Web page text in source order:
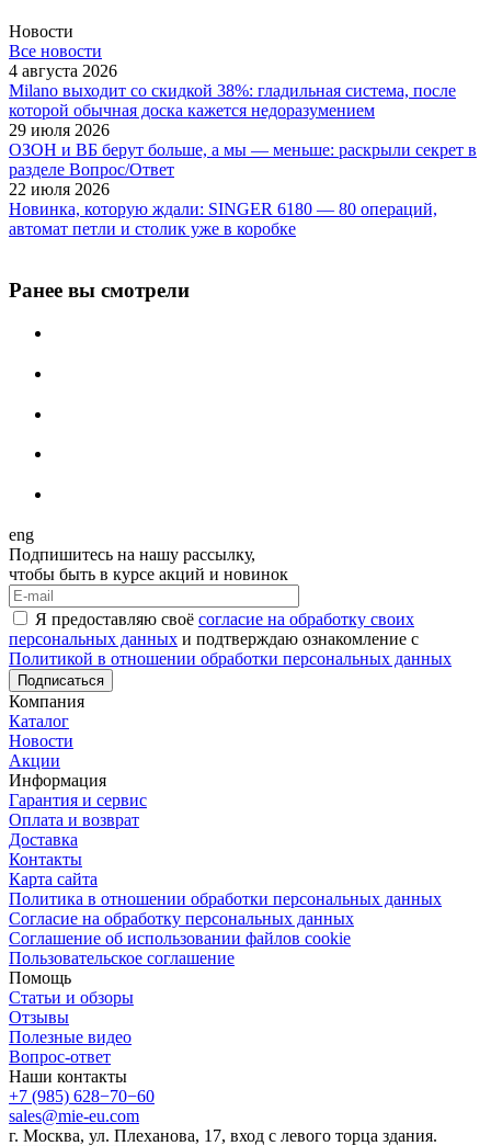
Новости
Все новости
4 августа 2026
Milano выходит со скидкой 38%: гладильная система, после
которой обычная доска кажется недоразумением
29 июля 2026
ОЗОН и ВБ берут больше, а мы — меньше: раскрыли секрет в
разделе Вопрос/Ответ
22 июля 2026
Новинка, которую ждали: SINGER 6180 — 80 операций,
автомат петли и столик уже в коробке
Ранее вы смотрели
eng
Подпишитесь на нашу рассылку,
чтобы быть в курсе акций и новинок
Я предоставляю своё согласие на обработку своих
персональных данных и подтверждаю ознакомление с
Политикой в отношении обработки персональных данных
Подписаться
Компания
Каталог
Новости
Акции
Информация
Гарантия и сервис
Оплата и возврат
Доставка
Контакты
Карта сайта
Политика в отношении обработки персональных данных
Cогласие на обработку персональных данных
Cоглашение об использовании файлов cookie
Пользовательское соглашение
Помощь
Статьи и обзоры
Отзывы
Полезные видео
Вопрос-ответ
Наши контакты
+7 (985) 628−70−60
sales@mie-eu.com
г. Москва, ул. Плеханова, 17, вход с левого торца здания.